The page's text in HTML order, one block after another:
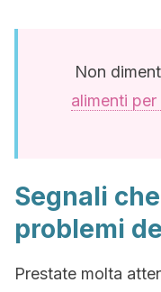
Non
alimenti
Segnali
problemi
Prestate molta